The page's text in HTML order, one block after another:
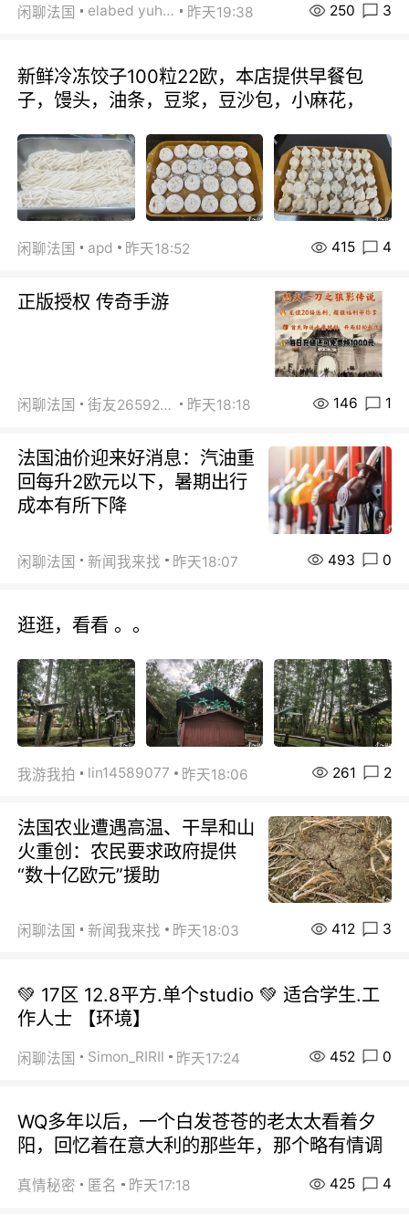
闲聊法国 elabed yuhua 昨天19:38 250 3
新鲜冷冻饺子100粒22欧，本店提供早餐包
子，馒头，油条，豆浆，豆沙包，小麻花，
闲聊法国 apd 昨天18:52 415 4
正版授权 传奇手游
闲聊法国 街友26592800 昨天18:18 146 1
法国油价迎来好消息：汽油重
回每升2欧元以下，暑期出行
成本有所下降
闲聊法国 新闻我来找 昨天18:07 493 0
逛逛，看看 。。
我游我拍 lin14589077 昨天18:06 261 2
法国农业遭遇高温、干旱和山
火重创：农民要求政府提供
“数十亿欧元”援助
闲聊法国 新闻我来找 昨天18:03 412 3
💚 17区 12.8平方.单个studio 💚 适合学生.工
作人士 【环境】
闲聊法国 Simon_RIRIl 昨天17:24 452 0
WQ多年以后，一个白发苍苍的老太太看着夕
阳，回忆着在意大利的那些年，那个略有情调
真情秘密 匿名 昨天17:18 425 4